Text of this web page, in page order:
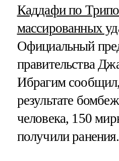
Каддафи по
массированных
Официальный
правительства
Ибрагим
результате
человека, 150
получили ранения.